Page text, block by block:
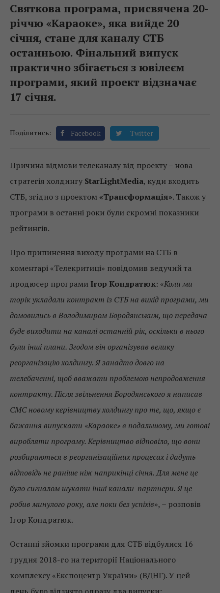
Святкова програма, присвячена 20-
річчю «Караоке», яка вийде 20
січня, стане для каналу СТБ
останньою. Фінальний випуск
практично збігається з ювілеєм
програми, який проект відзначає
17 січня.
Поділитись: Facebook Twitter
Причина відмови телеканалу від проекту – нова
стратегія холдингу StarLightMedia, куди входить
СТБ, згідно з проектом «Трансформація». Також у
програми в останні роки були скромні показники
рейтингів.
Про припинення виходу програми на СТБ в
коментарі «Телекритиці» повідомив ведучий та
продюсер програми Ігор Кондратюк: «Коли ми
торік укладали контракт із СТБ на вихід програми, ми
домовились в Володимиром Бородянським, що передача
буде виходити на каналі останній рік, оскільки в нього
були інші плани. Згодом він організував велику
реорганізацію холдингу. Я занадто довго на
телебаченні, щоб вважати проблемою непродовження
контракту. Після звільнення Бородянського я написав
СМС новому керівництву холдингу про те, що, якщо є
бажання випускати «Караоке» в подальшому, ми готові
виробляти програму. Керівництво відповіло, що вони
розбираються в реорганізаційних процесах і дадуть
відповідь не раніше ніж наприкінці січня. Для мене це
було сигналом шукати інші канали-партнери. Я це
робив минулого року, але поки без успіхів», – розповів
Ігор Кондратюк.
Останні зйомки програми для СТБ відбулися 16
грудня 2018-го на території Національного
комплексу «Експоцентр України» (ВДНГ). У цей